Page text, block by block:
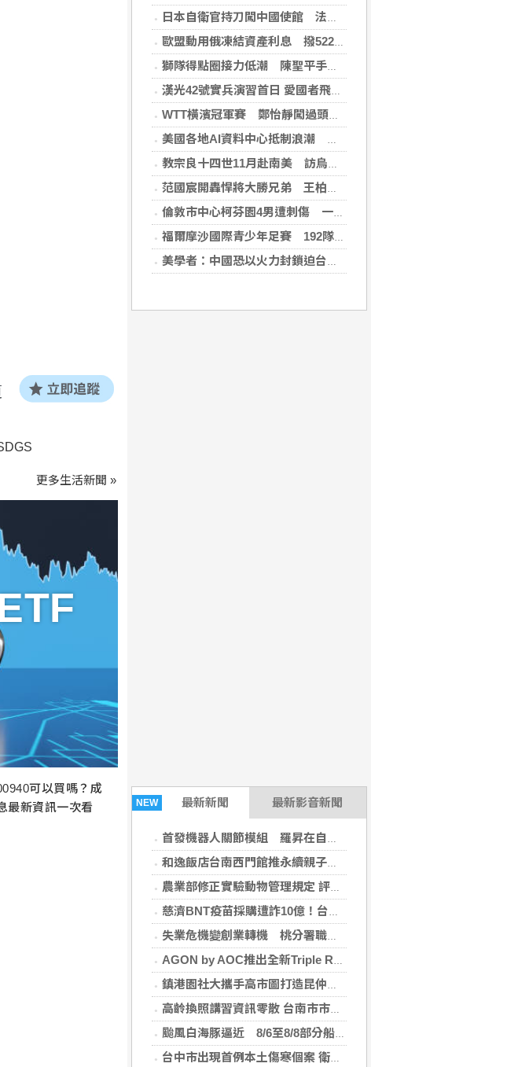
日本自衛官持刀闖中國使館 法庭上稱促中國改變外交
歐盟動用俄凍結資產利息 撥522億元援助烏克蘭
獅隊得點圈接力低潮 陳聖平手感冷到結霜
漢光42號實兵演習首日 愛國者飛彈車高雄罕見現蹤
WTT橫濱冠軍賽 鄭怡靜闖過頭關晉女單16強
美國各地AI資料中心抵制浪潮 川普指控北京煽動
教宗良十四世11月赴南美 訪烏拉圭、阿根廷和秘魯
范國宸開轟悍將大勝兄弟 王柏融再見安雄鷹擒猿
倫敦市中心柯芬園4男遭刺傷 一女涉持械攻擊被捕
福爾摩沙國際青少年足賽 192隊參賽規模創新高
美學者：中國恐以火力封鎖迫台屈服 降低國際介入可能
NEW 最新新聞 最新影音新聞
首發機器人關節模組 羅昇在自動化展布局機器人與精密傳動市場
和逸飯店台南西門館推永續親子旅遊 酪梨農遊、府城走讀寓教於樂
農業部修正實驗動物管理規定 評核較差機構改善前不得核可新動物實驗
慈濟BNT疫苗採購遭詐10億！台中檢起訴17人 基金會發聲了
失業危機變創業轉機 桃分署職訓助紡織廠基層員工逆轉成老闆
AGON by AOC推出全新Triple Refresh Rate電競顯示器
鎮港園社大攜手高市圖打造昆仲公園閱讀基地 老宿舍變身生活實驗室
高齡換照講習資訊零散 台南市市議員陳怡珍籲建常態化公告平台縮資訊落差
颱風白海豚逼近 8/6至8/8部分船班異動
台中市出現首例本土傷寒個案 衛生局籲落實勤洗手
更多生活新聞 »
可以買嗎？成
最新資訊一次看